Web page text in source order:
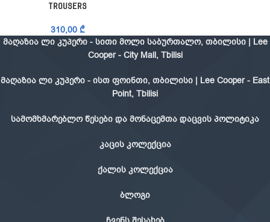
Trousers
310,00 ₾
მაღაზია ლი კუპერი - სითი მოლი საბურთალო, თბილისი | Lee
Cooper - City Mall, Tbilisi
მაღაზია ლი კუპერი - ისთ ფოინთი, თბილისი | Lee Cooper - East
Point, Tbilisi
სამომხმარებლო წესები და მონაცემთა დაცვის პოლიტიკა
კაცის კოლექცია
ქალის კოლექცია
ბლოგი